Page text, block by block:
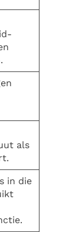
als
in die